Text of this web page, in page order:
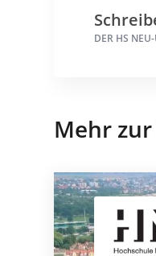
DER HS
Mehr